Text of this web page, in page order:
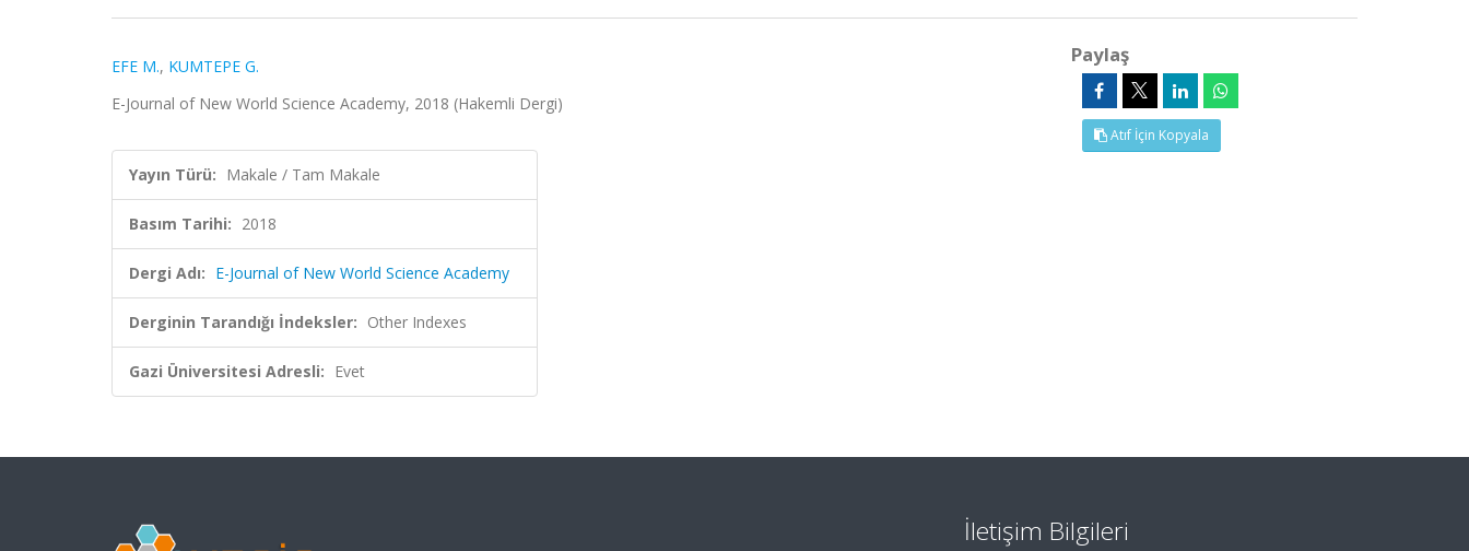
EFE M., KUMTEPE G.
E-Journal of New World Science Academy, 2018 (Hakemli Dergi)
Yayın Türü: Makale / Tam Makale
Basım Tarihi: 2018
Dergi Adı: E-Journal of New World Science Academy
Derginin Tarandığı İndeksler: Other Indexes
Gazi Üniversitesi Adresli: Evet
Paylaş
Atıf İçin Kopyala
İletişim Bilgileri